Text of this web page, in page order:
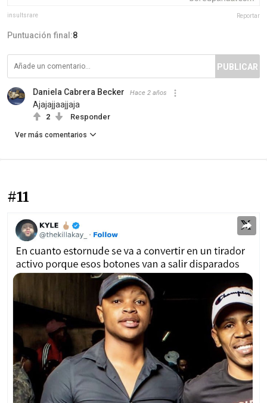
insultsrare Reportar
Puntuación final:8
PUBLICAR
Daniela Cabrera Becker Hace 2 años
Ajajajjaajjaja
2 Responder
Ver más comentarios
#11